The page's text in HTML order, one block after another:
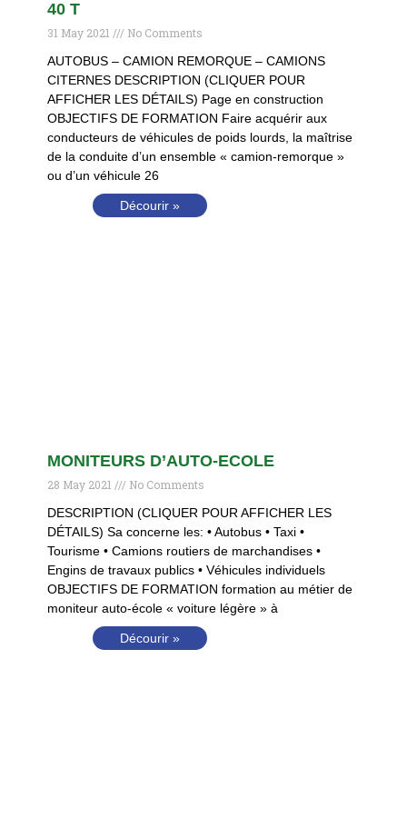
40 T
31 May 2021
No Comments
AUTOBUS – CAMION REMORQUE – CAMIONS
CITERNES DESCRIPTION (CLIQUER POUR
AFFICHER LES DÉTAILS) Page en construction
OBJECTIFS DE FORMATION Faire acquérir aux
conducteurs de véhicules de poids lourds, la maîtrise
de la conduite d’un ensemble « camion-remorque »
ou d’un véhicule 26
Décourir »
MONITEURS D’AUTO-ECOLE
28 May 2021
No Comments
DESCRIPTION (CLIQUER POUR AFFICHER LES
DÉTAILS) Sa concerne les: • Autobus • Taxi •
Tourisme • Camions routiers de marchandises •
Engins de travaux publics • Véhicules individuels
OBJECTIFS DE FORMATION formation au métier de
moniteur auto-école « voiture légère » à
Décourir »